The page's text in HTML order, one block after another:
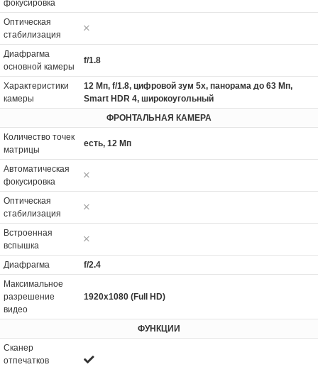
фокусировка
Оптическая
стабилизация
Диафрагма
основной камеры
f/1.8
Характеристики
камеры
12 Мп, f/1.8, цифровой зум 5x, панорама до 63 Мп,
Smart HDR 4, широкоугольный
ФРОНТАЛЬНАЯ КАМЕРА
Количество точек
матрицы
есть, 12 Мп
Автоматическая
фокусировка
Оптическая
стабилизация
Встроенная
вспышка
Диафрагма
f/2.4
Максимальное
разрешение
видео
1920x1080 (Full HD)
ФУНКЦИИ
Сканер
отпечатков